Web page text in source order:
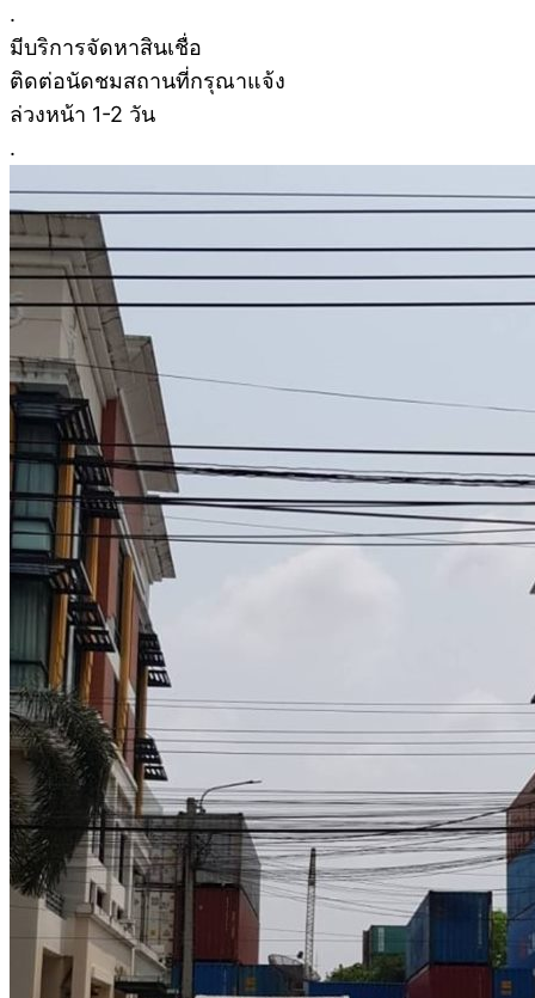
.
มีบริการจัดหาสินเชื่อ
ติดต่อนัดชมสถานที่กรุณาแจ้ง
ล่วงหน้า 1-2 วัน
.